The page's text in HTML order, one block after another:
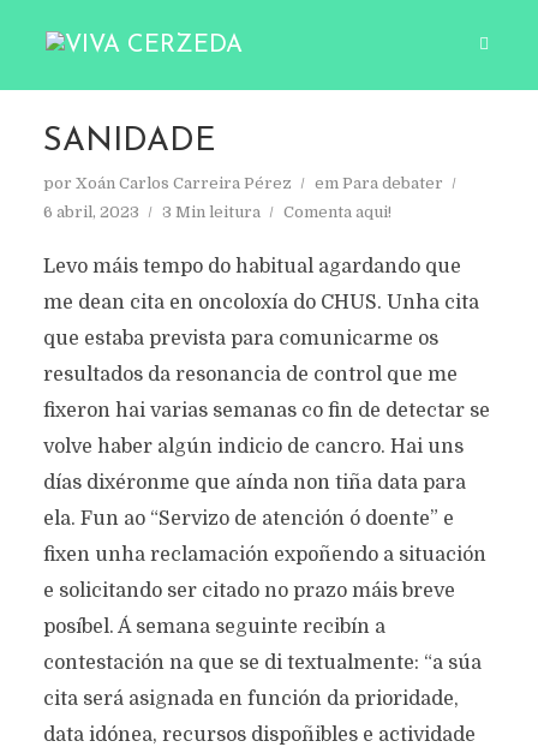
SANIDADE
por Xoán Carlos Carreira Pérez em Para debater
6 abril, 2023
3 Min leitura Comenta aqui!
Levo máis tempo do habitual agardando que
me dean cita en oncoloxía do CHUS. Unha cita
que estaba prevista para comunicarme os
resultados da resonancia de control que me
fixeron hai varias semanas co fin de detectar se
volve haber algún indicio de cancro. Hai uns
días dixéronme que aínda non tiña data para
ela. Fun ao “Servizo de atención ó doente” e
fixen unha reclamación expoñendo a situación
e solicitando ser citado no prazo máis breve
posíbel. Á semana seguinte recibín a
contestación na que se di textualmente: “a súa
cita será asignada en función da prioridade,
data idónea, recursos dispoñibles e actividade